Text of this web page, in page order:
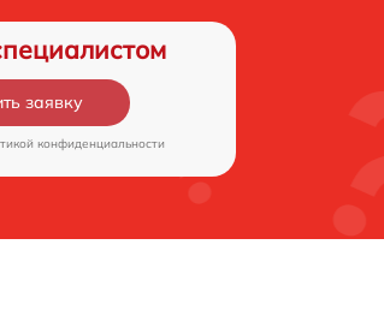
заявку
конфиденциальности